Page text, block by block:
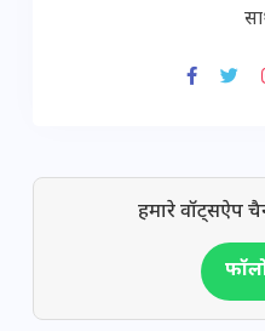
हमारे वॉट्सऐप